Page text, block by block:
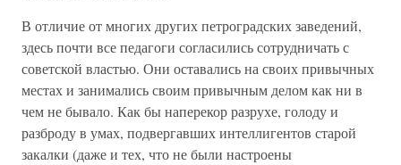
В отличие от многих других петроградских заведений,
здесь почти все педагоги согласились сотрудничать с
советской властью. Они оставались на своих привычных
местах и занимались своим привычным делом как ни в
чем не бывало. Как бы наперекор разрухе, голоду и
разброду в умах, подвергавших интеллигентов старой
закалки (даже и тех, что не были настроены